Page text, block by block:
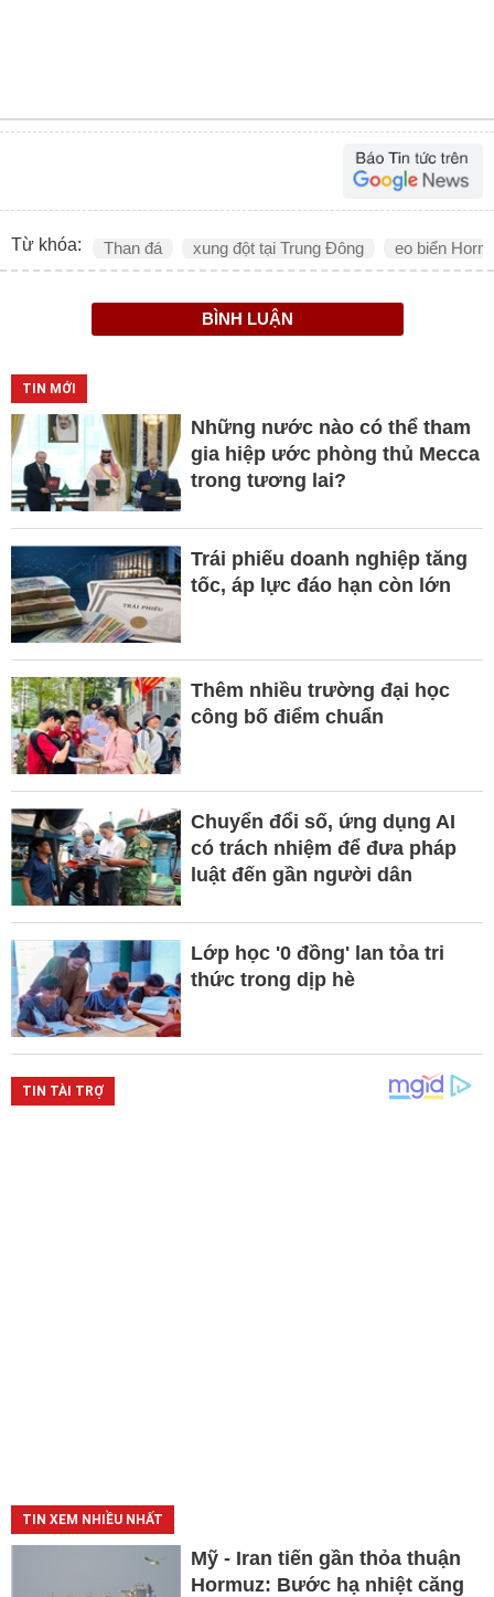
Từ khóa: Than đá xung đột tại Trung Đông eo biển
BÌNH LUẬN
TIN MỚI
Những nước nào có thể tham
gia hiệp ước phòng thủ Mecca
trong tương lai?
Trái phiếu doanh nghiệp tăng
tốc, áp lực đáo hạn còn lớn
Thêm nhiều trường đại học
công bố điểm chuẩn
Chuyển đổi số, ứng dụng AI
có trách nhiệm để đưa pháp
luật đến gần người dân
Lớp học '0 đồng' lan tỏa tri
thức trong dịp hè
TIN XEM NHIỀU NHẤT
Mỹ - Iran tiến gần thỏa thuận
Hormuz: Bước hạ nhiệt căng